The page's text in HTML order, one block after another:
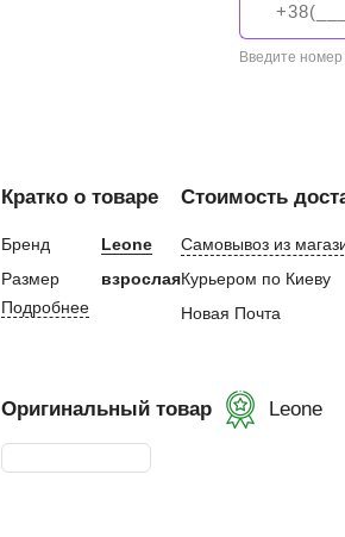
Введите
Кратко о товаре
Бренд
Leone
Размер
взрослая
Подробнее
Стоимость
Самовывоз из
Курьером по Киеву
Новая Почта
Оригинальный товар Leone